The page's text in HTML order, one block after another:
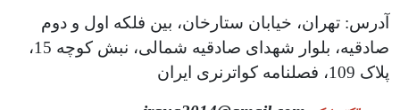
آدرس: تهران، خیابان ستارخان، بین فلکه اول و دوم
صادقیه، بلوار شهدای صادقیه شمالی، نبش کوچه 15،
پلاک 109، فصلنامه کواترنری ایران